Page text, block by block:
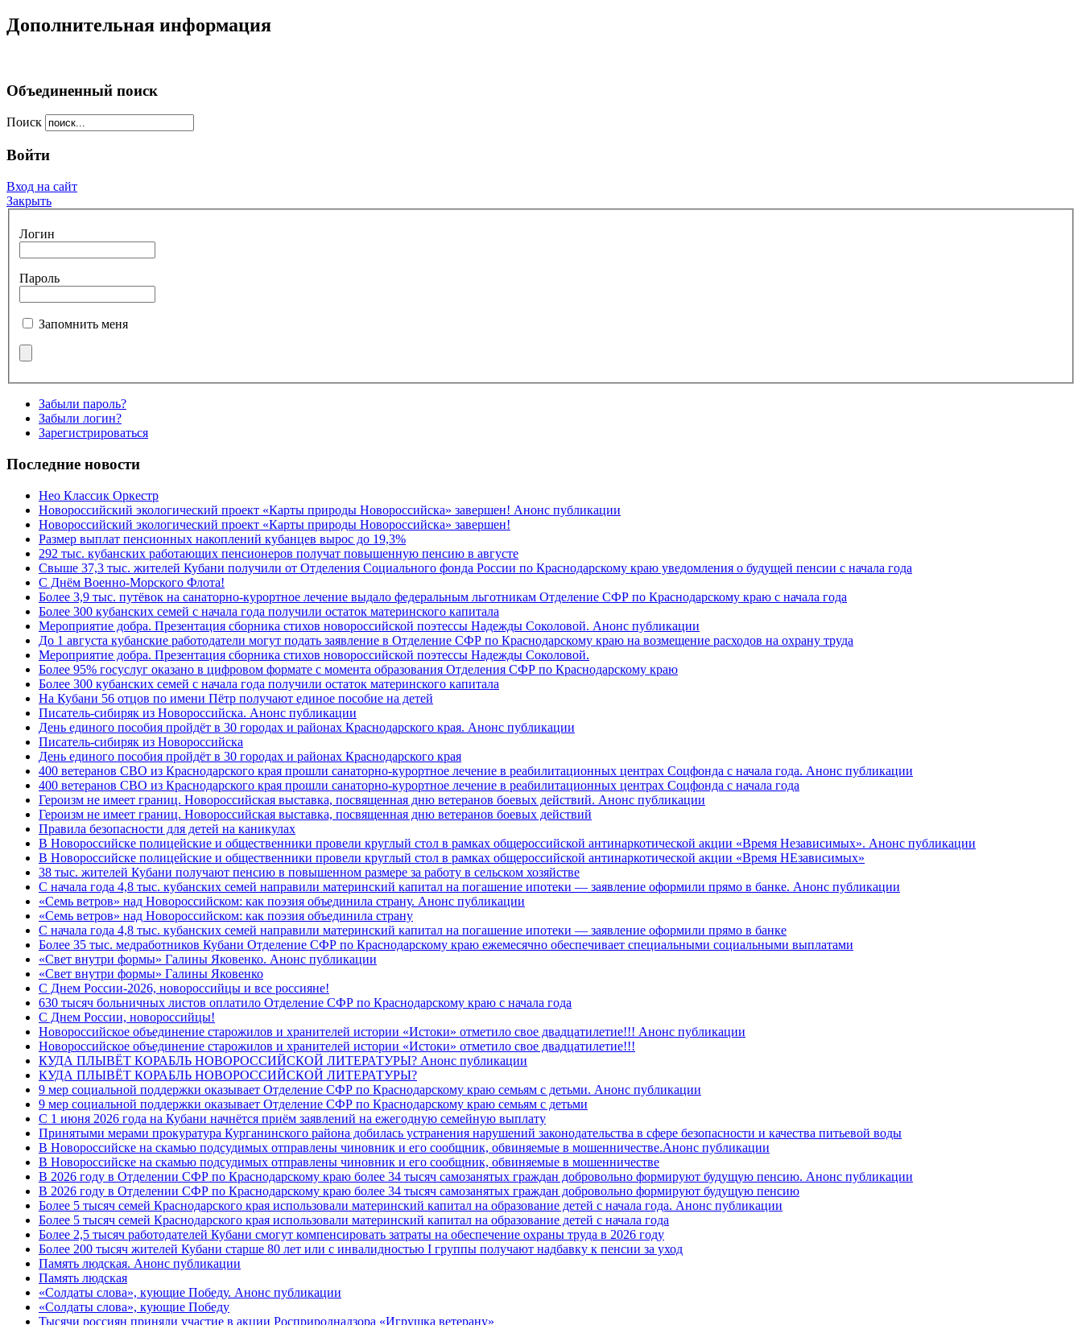
Дополнительная информация
Объединенный поиск
Поиск
Войти
Вход на сайт
Закрыть
Логин
Пароль
Запомнить меня
Забыли пароль?
Забыли логин?
Зарегистрироваться
Последние новости
Нео Классик Оркестр
Новороссийский экологический проект «Карты природы Новороссийска» завершен! Анонс публикации
Новороссийский экологический проект «Карты природы Новороссийска» завершен!
Размер выплат пенсионных накоплений кубанцев вырос до 19,3%
292 тыс. кубанских работающих пенсионеров получат повышенную пенсию в августе
Свыше 37,3 тыс. жителей Кубани получили от Отделения Социального фонда России по Краснодарскому краю уведомления о будущей пенсии с начала года
C Днём Военно-Морского Флота!
Более 3,9 тыс. путёвок на санаторно-курортное лечение выдало федеральным льготникам Отделение СФР по Краснодарскому краю с начала года
Более 300 кубанских семей с начала года получили остаток материнского капитала
Мероприятие добра. Презентация сборника стихов новороссийской поэтессы Надежды Соколовой. Анонс публикации
До 1 августа кубанские работодатели могут подать заявление в Отделение СФР по Краснодарскому краю на возмещение расходов на охрану труда
Мероприятие добра. Презентация сборника стихов новороссийской поэтессы Надежды Соколовой.
Более 95% госуслуг оказано в цифровом формате с момента образования Отделения СФР по Краснодарскому краю
Более 300 кубанских семей с начала года получили остаток материнского капитала
На Кубани 56 отцов по имени Пётр получают единое пособие на детей
Писатель-сибиряк из Новороссийска. Анонс публикации
День единого пособия пройдёт в 30 городах и районах Краснодарского края. Анонс публикации
Писатель-сибиряк из Новороссийска
День единого пособия пройдёт в 30 городах и районах Краснодарского края
400 ветеранов СВО из Краснодарского края прошли санаторно-курортное лечение в реабилитационных центрах Соцфонда с начала года. Анонс публикации
400 ветеранов СВО из Краснодарского края прошли санаторно-курортное лечение в реабилитационных центрах Соцфонда с начала года
Героизм не имеет границ. Новороссийская выставка, посвященная дню ветеранов боевых действий. Анонс публикации
Героизм не имеет границ. Новороссийская выставка, посвященная дню ветеранов боевых действий
Правила безопасности для детей на каникулах
В Новороссийске полицейские и общественники провели круглый стол в рамках общероссийской антинаркотической акции «Время Независимых». Анонс публикации
В Новороссийске полицейские и общественники провели круглый стол в рамках общероссийской антинаркотической акции «Время НЕзависимых»
38 тыс. жителей Кубани получают пенсию в повышенном размере за работу в сельском хозяйстве
С начала года 4,8 тыс. кубанских семей направили материнский капитал на погашение ипотеки — заявление оформили прямо в банке. Анонс публикации
«Семь ветров» над Новороссийском: как поэзия объединила страну. Анонс публикации
«Семь ветров» над Новороссийском: как поэзия объединила страну
С начала года 4,8 тыс. кубанских семей направили материнский капитал на погашение ипотеки — заявление оформили прямо в банке
Более 35 тыс. медработников Кубани Отделение СФР по Краснодарскому краю ежемесячно обеспечивает специальными социальными выплатами
«Свет внутри формы» Галины Яковенко. Анонс публикации
«Свет внутри формы» Галины Яковенко
C Днем России-2026, новороссийцы и все россияне!
630 тысяч больничных листов оплатило Отделение СФР по Краснодарскому краю с начала года
C Днем России, новороссийцы!
Новороссийское объединение старожилов и хранителей истории «Истоки» отметило свое двадцатилетие!!! Анонс публикации
Новороссийское объединение старожилов и хранителей истории «Истоки» отметило свое двадцатилетие!!!
КУДА ПЛЫВЁТ КОРАБЛЬ НОВОРОССИЙСКОЙ ЛИТЕРАТУРЫ? Анонс публикации
КУДА ПЛЫВЁТ КОРАБЛЬ НОВОРОССИЙСКОЙ ЛИТЕРАТУРЫ?
9 мер социальной поддержки оказывает Отделение СФР по Краснодарскому краю семьям с детьми. Анонс публикации
9 мер социальной поддержки оказывает Отделение СФР по Краснодарскому краю семьям с детьми
С 1 июня 2026 года на Кубани начнётся приём заявлений на ежегодную семейную выплату
Принятыми мерами прокуратура Курганинского района добилась устранения нарушений законодательства в сфере безопасности и качества питьевой воды
В Новороссийске на скамью подсудимых отправлены чиновник и его сообщник, обвиняемые в мошенничестве.Анонс публикации
В Новороссийске на скамью подсудимых отправлены чиновник и его сообщник, обвиняемые в мошенничестве
В 2026 году в Отделении СФР по Краснодарскому краю более 34 тысяч самозанятых граждан добровольно формируют будущую пенсию. Анонс публикации
В 2026 году в Отделении СФР по Краснодарскому краю более 34 тысяч самозанятых граждан добровольно формируют будущую пенсию
Более 5 тысяч семей Краснодарского края использовали материнский капитал на образование детей с начала года. Анонс публикации
Более 5 тысяч семей Краснодарского края использовали материнский капитал на образование детей с начала года
Более 2,5 тысяч работодателей Кубани смогут компенсировать затраты на обеспечение охраны труда в 2026 году
Более 200 тысяч жителей Кубани старше 80 лет или с инвалидностью I группы получают надбавку к пенсии за уход
Память людская. Анонс публикации
Память людская
«Солдаты слова», кующие Победу. Анонс публикации
«Солдаты слова», кующие Победу
Тысячи россиян приняли участие в акции Росприроднадзора «Игрушка ветерану»